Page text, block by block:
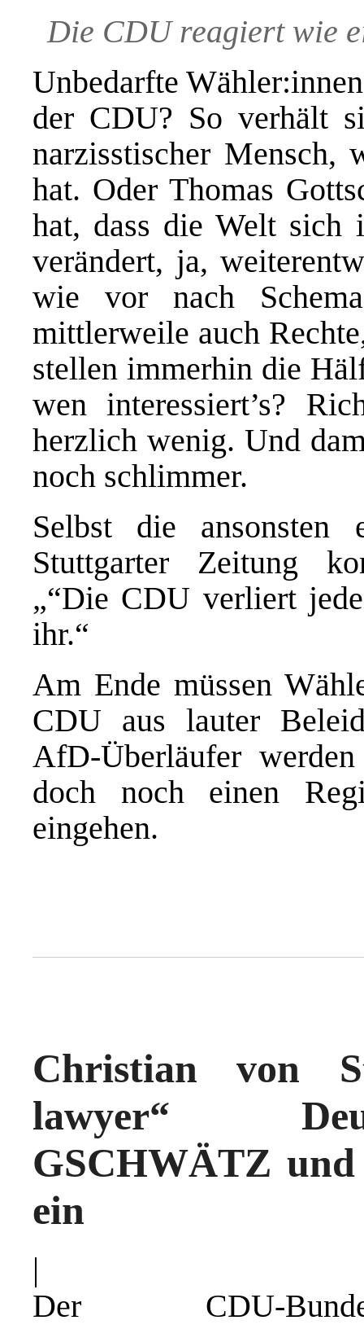
Die CDU reagiert wie
Unbedarfte
der CDU? So verhält
narzisstischer Mensch,
hat. Oder Thomas
hat, dass die Welt sich
verändert, ja,
wie vor nach
mittlerweile auch
stellen immerhin die
wen interessiert’s?
herzlich wenig. Und
noch schlimmer.
Selbst die ansonsten
Stuttgarter Zeitung
„“Die CDU verliert
ihr.“
Am Ende müssen
CDU aus lauter
AfD-Überläufer
doch noch einen
eingehen.
Christian von
lawyer“
GSCHWÄTZ
ein
|
Der CDU-